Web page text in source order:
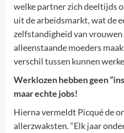
welke partner zich deeltijds
uit de arbeidsmarkt, wat de
zelfstandigheid van
alleenstaande moeders
verschil tussen kunnen
Werklozen hebben geen
maar echte jobs!
Hierna vermeldt Picqué de
allerzwaksten. “Elk jaar